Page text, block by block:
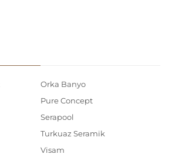
Orka Banyo
Pure Concept
Serapool
Turkuaz Seramik
Visam